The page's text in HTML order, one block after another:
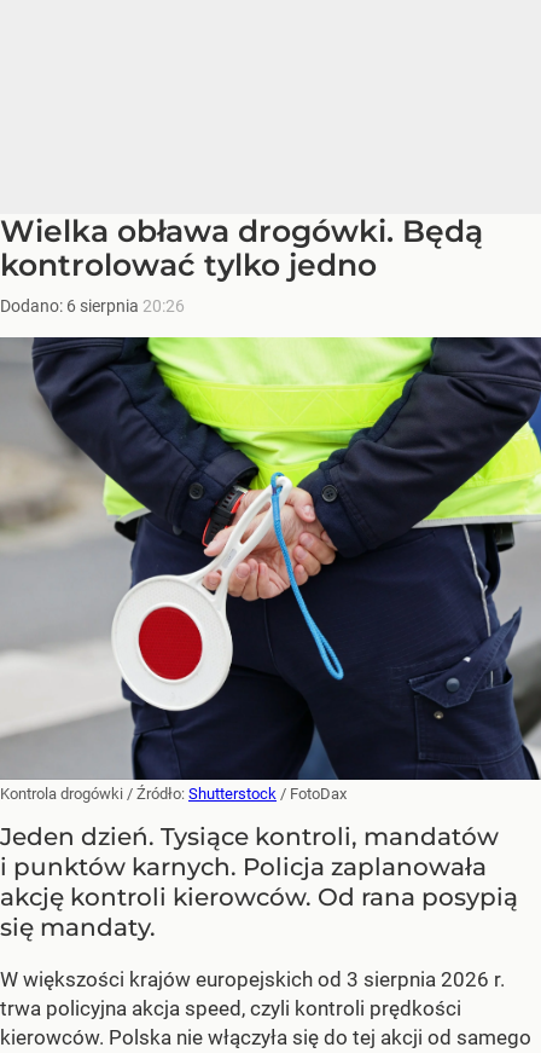
Wielka obława drogówki. Będą
kontrolować tylko jedno
Dodano: 6 sierpnia 20:26
Kontrola drogówki / Źródło: Shutterstock / FotoDax
Jeden dzień. Tysiące kontroli, mandatów
i punktów karnych. Policja zaplanowała
akcję kontroli kierowców. Od rana posypią
się mandaty.
W większości krajów europejskich od 3 sierpnia 2026 r.
trwa policyjna akcja speed, czyli kontroli prędkości
kierowców. Polska nie włączyła się do tej akcji od samego